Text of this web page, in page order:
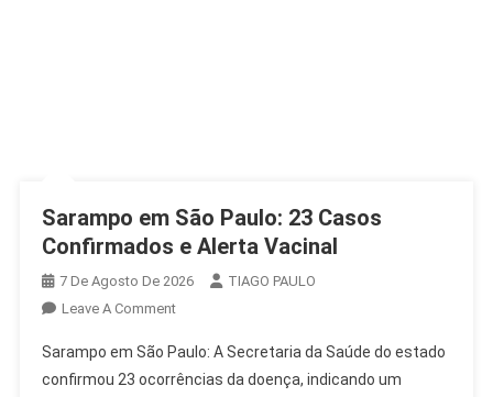
Sarampo em São Paulo: 23 Casos
Confirmados e Alerta Vacinal
7 De Agosto De 2026
TIAGO PAULO
Leave A CommentOn
Em
São
Sarampo em São Paulo: A Secretaria da Saúde do estado
confirmou 23 ocorrências da doença, indicando um